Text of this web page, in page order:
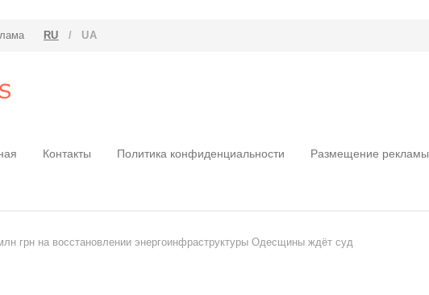
RU / UA
Контакты Политика конфиденциальности Размещение рекламы
​​грн на восстановлении энергоинфраструктуры Одесщины ждёт суд